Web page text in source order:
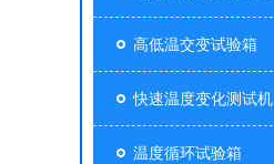
高低温交变试验箱
快速温度变化测试机
温度循环试验箱